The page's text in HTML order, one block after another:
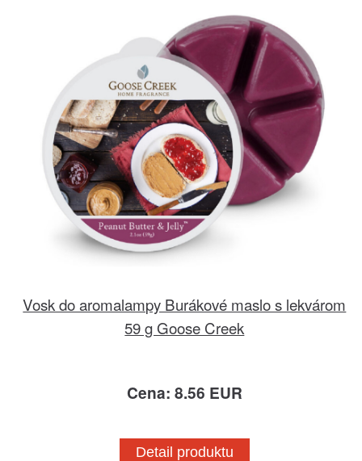
Vosk do aromalampy Burákové maslo s lekvárom
59 g Goose Creek
Cena: 8.56 EUR
Detail produktu